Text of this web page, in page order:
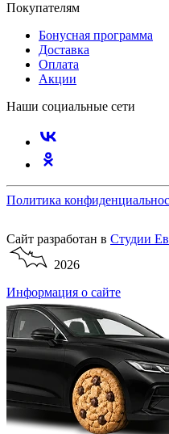
Покупателям
Бонусная программа
Доставка
Оплата
Акции
Наши социальные сети
Политика
Сайт разработан в Студии
2026
Информация о сайте